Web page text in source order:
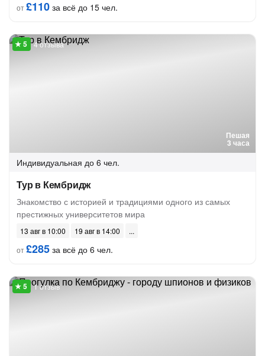
от£110 за всё до 15 чел.
Пешая
3 часа
4 отзыва
Индивидуальная до 6 чел.
Тур в Кембридж
Знакомство с историей и традициями одного из самых
престижных университетов мира
13 авг в 10:00
19 авг в 14:00
от£285 за всё до 6 чел.
1 отзыв